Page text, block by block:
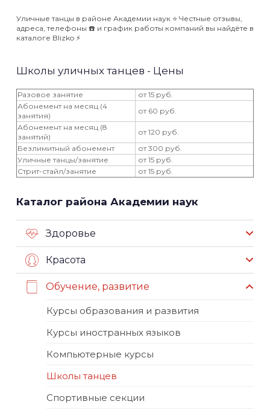
Уличные танцы в районе Академии наук ⭐️ Честные отзывы,
адреса, телефоны ☎️ и график работы компаний вы найдёте в
каталоге Blizko ⚡️
Школы уличных танцев - Цены
Разовое занятие
от 15 руб.
Абонемент на месяц (4
занятия)
от 60 руб.
Абонемент на месяц (8
занятий)
от 120 руб.
Безлимитный абонемент
от 300 руб.
Уличные танцы/занятие
от 15 руб.
Стрит-стайл/занятие
от 15 руб.
Каталог района Академии наук
Здоровье
Красота
Обучение, развитие
Курсы образования и развития
Курсы иностранных языков
Компьютерные курсы
Школы танцев
Спортивные секции